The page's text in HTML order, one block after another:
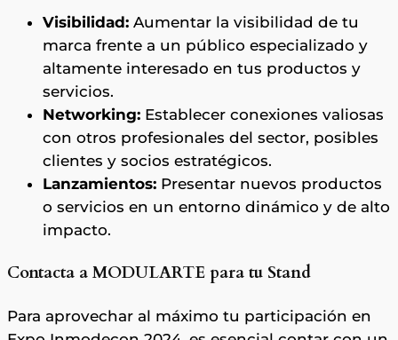
Visibilidad: Aumentar la visibilidad de tu
marca frente a un público especializado y
altamente interesado en tus productos y
servicios.
Networking: Establecer conexiones valiosas
con otros profesionales del sector, posibles
clientes y socios estratégicos.
Lanzamientos: Presentar nuevos productos
o servicios en un entorno dinámico y de alto
impacto.
Contacta a MODULARTE para tu Stand
Para aprovechar al máximo tu participación en